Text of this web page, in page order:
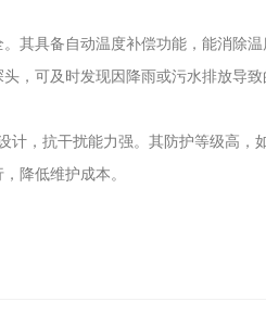
其具备自动温度补偿功能，能消除
，可及时发现因降雨或污水排放导
，抗干扰能力强。其防护等级高
降低维护成本。